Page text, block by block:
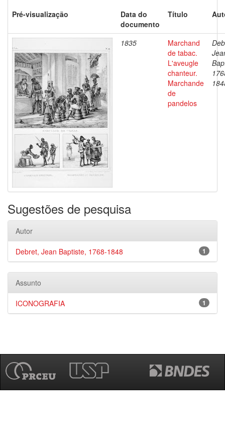
Pré-visualização
Data do
documento
Título
1835
Marchand
de tabac.
L'aveugle
chanteur.
Marchande
de
pandelos
Sugestões de pesquisa
Autor
1
Debret, Jean Baptiste, 1768-1848
Assunto
1
ICONOGRAFIA